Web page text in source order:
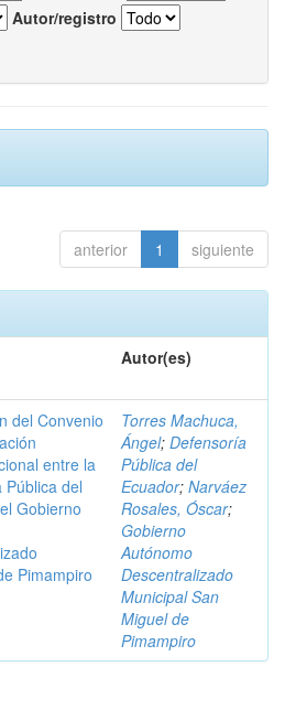
Autor/registro
anterior 1 siguiente
Autor(es)
del Convenio
entre la
Pública del
Gobierno
Pimampiro
Torres Machuca,
Ángel; Defensoría
Pública del
Ecuador; Narváez
Rosales, Óscar;
Gobierno
Autónomo
Descentralizado
Municipal San
Miguel de
Pimampiro